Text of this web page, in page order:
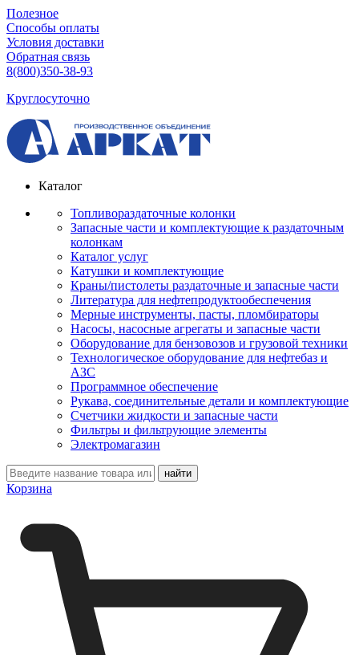
Полезное
Способы оплаты
Условия доставки
Обратная связь
8(800)350-38-93
Круглосуточно
Каталог
Топливораздаточные колонки
Запасные части и комплектующие к раздаточным
колонкам
Каталог услуг
Катушки и комплектующие
Краны/пистолеты раздаточные и запасные части
Литература для нефтепродуктообеспечения
Мерные инструменты, пасты, пломбираторы
Насосы, насосные агрегаты и запасные части
Оборудование для бензовозов и грузовой техники
Технологическое оборудование для нефтебаз и
АЗС
Программное обеспечение
Рукава, соединительные детали и комплектующие
Счетчики жидкости и запасные части
Фильтры и фильтрующие элементы
Электромагазин
Корзина